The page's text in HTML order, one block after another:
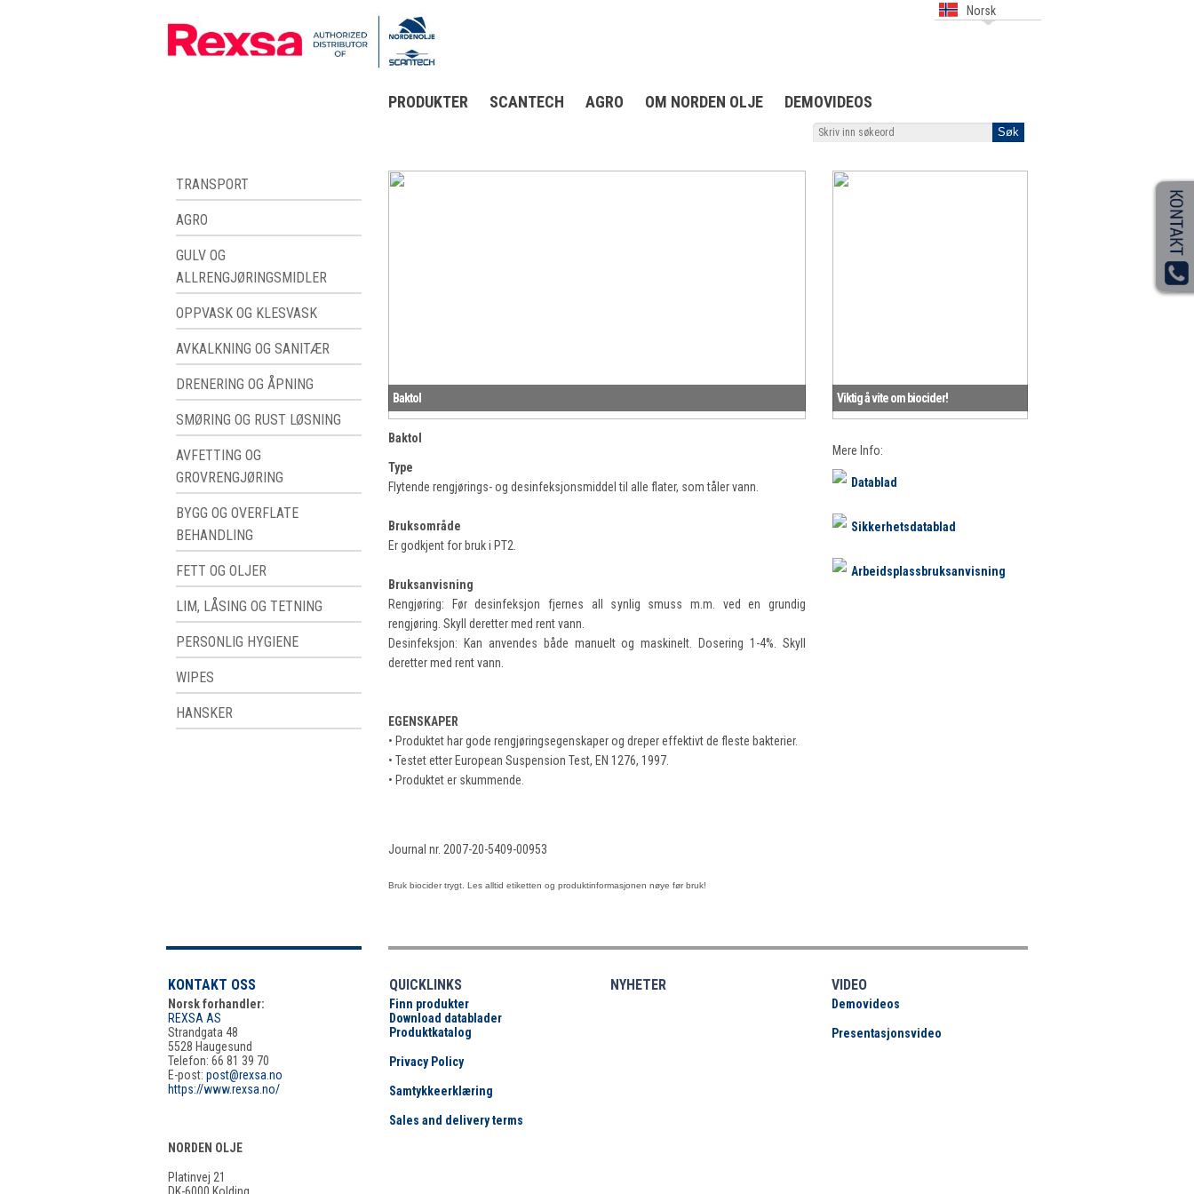
Norsk
PRODUKTER SCANTECH AGRO OM NORDEN OLJE DEMOVIDEOS
TRANSPORT
AGRO
GULV OG
ALLRENGJØRINGSMIDLER
OPPVASK OG KLESVASK
AVKALKNING OG SANITÆR
DRENERING OG ÅPNING
SMØRING OG RUST LØSNING
AVFETTING OG
GROVRENGJØRING
BYGG OG OVERFLATE
BEHANDLING
FETT OG OLJER
LIM, LÅSING OG TETNING
PERSONLIG HYGIENE
WIPES
HANSKER
Baktol
Baktol
Type
Flytende rengjørings- og desinfeksjonsmiddel til alle flater, som tåler vann.
Bruksområde
Er godkjent for bruk i PT2.
Bruksanvisning
Rengjøring: Før desinfeksjon fjernes all synlig smuss m.m. ved en grundig
rengjøring. Skyll deretter med rent vann.
Desinfeksjon: Kan anvendes både manuelt og maskinelt. Dosering 1-4%. Skyll
deretter med rent vann.
EGENSKAPER
• Produktet har gode rengjøringsegenskaper og dreper effektivt de fleste bakterier.
• Testet etter European Suspension Test, EN 1276, 1997.
• Produktet er skummende.
Journal nr. 2007-20-5409-00953
Bruk biocider trygt. Les alltid etiketten og produktinformasjonen nøye før bruk!
Viktig å vite om biocider!
Mere Info:
Datablad
Sikkerhetsdatablad
Arbeidsplassbruksanvisning
KONTAKT OSS
Norsk forhandler:
REXSA AS
Strandgata 48
5528 Haugesund
Telefon: 66 81 39 70
E-post: post@rexsa.no
https://www.rexsa.no/
NORDEN OLJE
Platinvej 21
DK-6000 Kolding
QUICKLINKS
Finn produkter
Download datablader
Produktkatalog
Privacy Policy
Samtykkeerklæring
Sales and delivery terms
NYHETER VIDEO
Demovideos
Presentasjonsvideo